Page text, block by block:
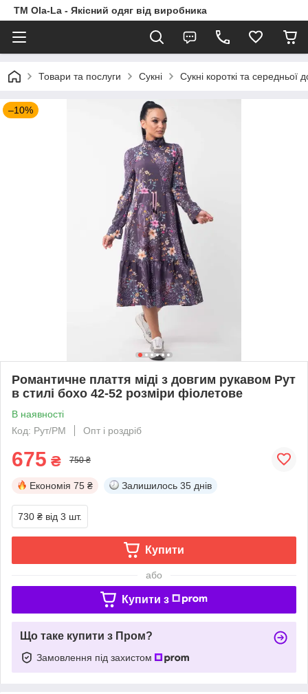
TM Ola-La - Якісний одяг від виробника
Товари та послуги Сукні Сукні короткі та середньої
–10%
Романтичне плаття міді з довгим рукавом Рут
в стилі бохо 42-52 розміри фіолетове
В наявності
Код: Рут/РМ
Опт і роздріб
675 ₴ 750 ₴
Економія 75 ₴ Залишилось 35 днів
730 ₴ від 3 шт.
Купити
або
Купити з
Що таке купити з Пром?
Замовлення під захистом